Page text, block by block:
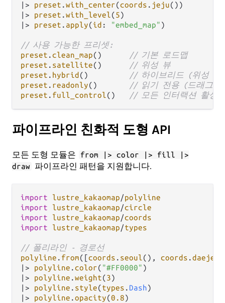
|>
preset .with_center(coords . jeju
|>
preset .with_level(5
|>
preset . apply(id : "embed_map" )
// 사용 가능한 프리셋:
preset .clean_map()
// 기본 로드맵
preset . satellite()
// 위성 뷰
preset . hybrid ()
// 하이브리드 (위성 +
preset . readonly()
// 읽기 전용 (드래그/
preset . full_control() // 모든 인터랙션 활성
파이프라인 친화적 도형 API
모든 도형 모듈은
from |> color |> fill |>
draw 파이프라인 패턴을 지원합니다.
import lustre_kakaomap/polyline
import
lustre_kakaomap/circle
import
lustre_kakaomap/coords
import
lustre_kakaomap/types
// 폴리라인 - 경로선
polyline . from([coords . seoul(), coords .daejeon
|>
polyline .color( "#FF0000"
|>
polyline .weight(3
|>
polyline . style(types . Dash
|>
polyline .opacity(0.8